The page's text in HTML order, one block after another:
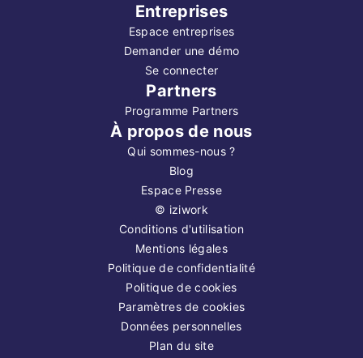
Entreprises
Espace entreprises
Demander une démo
Se connecter
Partners
Programme Partners
À propos de nous
Qui sommes-nous ?
Blog
Espace Presse
© iziwork
Conditions d'utilisation
Mentions légales
Politique de confidentialité
Politique de cookies
Paramètres de cookies
Données personnelles
Plan du site